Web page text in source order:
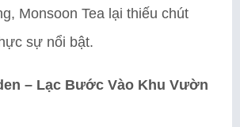
Monsoon Tea lại thiếu chút
sự nổi bật.
– Lạc Bước Vào Khu Vườn